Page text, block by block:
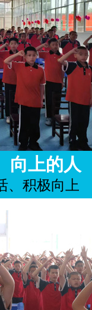
向上的人
、积极向上